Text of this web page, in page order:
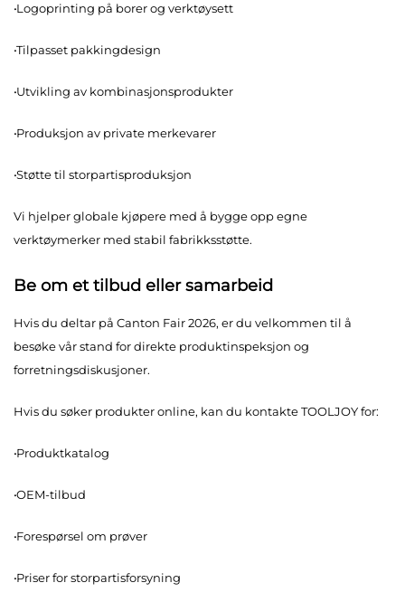
·Logoprinting på borer og verktøysett
·Tilpasset pakkingdesign
·Utvikling av kombinasjonsprodukter
·Produksjon av private merkevarer
·Støtte til storpartisproduksjon
Vi hjelper globale kjøpere med å bygge opp egne
verktøymerker med stabil fabrikksstøtte.
Be om et tilbud eller samarbeid
Hvis du deltar på Canton Fair 2026, er du velkommen til å
besøke vår stand for direkte produktinspeksjon og
forretningsdiskusjoner.
Hvis du søker produkter online, kan du kontakte TOOLJOY for:
·Produktkatalog
·OEM-tilbud
·Forespørsel om prøver
·Priser for storpartisforsyning